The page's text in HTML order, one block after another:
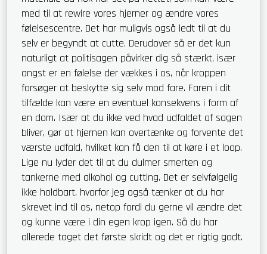
med til at rewire vores hjerner og ændre vores
følelsescentre. Det har muligvis også ledt til at du
selv er begyndt at cutte. Derudover så er det kun
naturligt at politisagen påvirker dig så stærkt, især
angst er en følelse der vækkes i os, når kroppen
forsøger at beskytte sig selv mod fare. Faren i dit
tilfælde kan være en eventuel konsekvens i form af
en dom. Især at du ikke ved hvad udfaldet af sagen
bliver, gør at hjernen kan overtænke og forvente det
værste udfald, hvilket kan få den til at køre i et loop.
Lige nu lyder det til at du dulmer smerten og
tankerne med alkohol og cutting. Det er selvfølgelig
ikke holdbart, hvorfor jeg også tænker at du har
skrevet ind til os, netop fordi du gerne vil ændre det
og kunne være i din egen krop igen. Så du har
allerede taget det første skridt og det er rigtig godt.